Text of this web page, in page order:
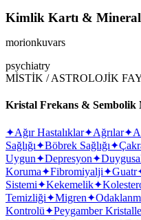
Kimlik Kartı &
morionkuvars
psychiatry
MİSTİK / ASTROLOJİK
Kristal Frekans & Sembolik
✦Ağır Hastalıklar✦Ağrılar✦
Sağlığı✦Böbrek Sağlığı✦
Uygun✦Depresyon✦
Koruma✦Fibromiyalji✦Guatr
Sistemi✦Kekemelik✦
Temizliği✦Migren✦
Kontrolü✦Peygamber